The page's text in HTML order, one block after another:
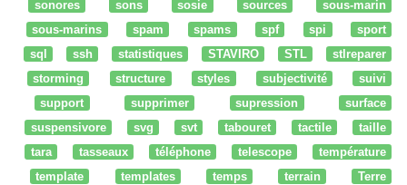
sonores
sons sosie sources
sous-marin
sous-marins
spam spams spf spi
sport
sql
ssh statistiques STAVIRO STL
stlreparer
storming
structure styles subjectivité
suivi
support
supprimer supression
surface
suspensivore
svg svt tabouret tactile
taille
tara
tasseaux téléphone telescope
température
template
templates temps terrain
Terre